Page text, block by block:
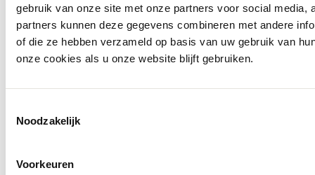
gebruik van onze site met onze partners voor social media,
partners kunnen deze gegevens combineren met andere
of die ze hebben verzameld op basis van uw gebruik van
onze cookies als u onze website blijft gebruiken.
Noodzakelijk
Voorkeuren